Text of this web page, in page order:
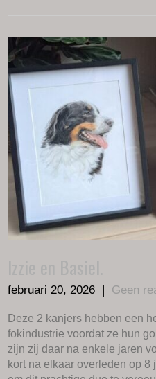
februari 20, 2026 | Geen
Deze 2 kanjers hebben een
fokindustrie voordat ze hun
zijn zij daar na enkele jaren
kort na elkaar overleden op